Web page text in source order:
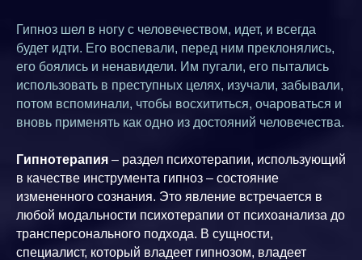
Гипноз шел в ногу с человечеством, идет, и всегда
будет идти. Его воспевали, перед ним преклонялись,
его боялись и ненавидели. Им пугали, его пытались
использовать в преступных целях, изучали, забывали,
потом вспоминали, чтобы восхититься, очароваться и
вновь применять как одно из достояний человечества.
Гипнотерапия – раздел психотерапии, использующий
в качестве инструмента гипноз – состояние
измененного сознания. Это явление встречается в
любой модальности психотерапии от психоанализа до
трансперсонального подхода. В сущности,
специалист, который владеет гипнозом, владеет